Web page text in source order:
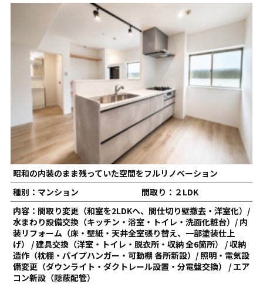
昭和の内装のまま残っていた空間をフルリノベーション
種別：マンション
間取り：２LDK
内容：間取り変更（和室を2LDKへ、間仕切り壁撤去・洋室化）/
水まわり設備交換（キッチン・浴室・トイレ・洗面化粧台）/ 内
装リフォーム（床・壁紙・天井全室張り替え、一部塗装仕上
げ） / 建具交換（洋室・トイレ・脱衣所・収納 全6箇所） / 収納
造作（枕棚・パイプハンガー・可動棚 各所新設）/ 照明・電気設
備変更（ダウンライト・ダクトレール設置・分電盤交換） / エア
コン新設（隠蔽配管）